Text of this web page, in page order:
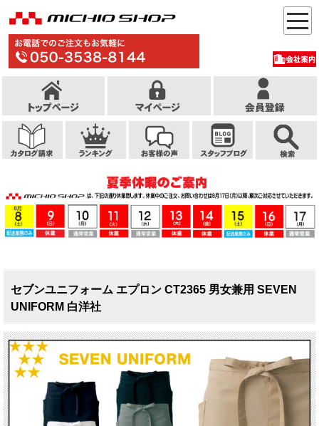
セブンユニフォーム エプロン CT2365 男女兼用 SEVEN
UNIFORM 白洋社